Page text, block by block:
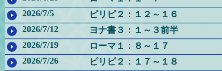
2026/7/5
ピリピ２：１２～１６
2026/7/12
ヨナ書３：１～３前半
2026/7/19
ローマ１：８～１７
2026/7/26
ピリピ２：１７～１８